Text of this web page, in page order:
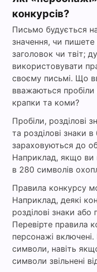
конкурсів?
Письмо будується
значення, чи
заголовок чи твіт;
використовувати
своєму письмі. Що
вважаються
крапки та коми?
Пробіли, розділові
та розділові знаки в
зараховуються до
Наприклад, якщо
в 280 символів
Правила конкурсу
Наприклад, деякі
розділові знаки або
Перевірте правила
персонажі
символи, навіть
символи звільнені